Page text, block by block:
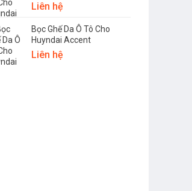
Liên hệ
Bọc Ghế Da Ô Tô Cho
Huyndai Accent
Liên hệ